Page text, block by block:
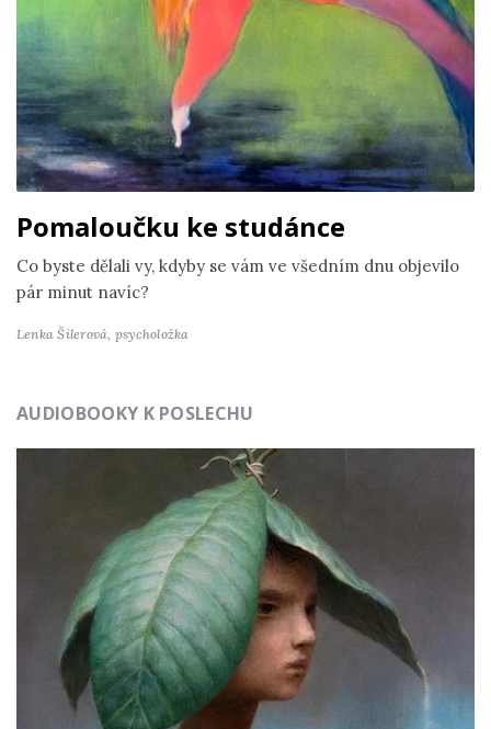
Pomaloučku ke studánce
Co byste dělali vy, kdyby se vám ve všedním dnu objevilo
pár minut navíc?
Lenka Šilerová, psycholožka
AUDIOBOOKY K POSLECHU